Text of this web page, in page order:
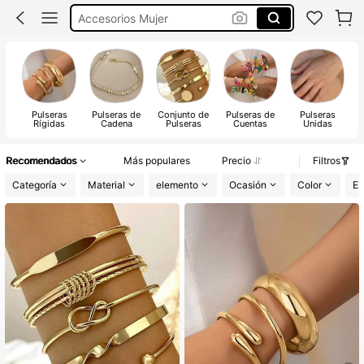
Accesorios Mujer
Pulseras
Pulseras
Rígidas
Pulseras de
Cadena
Conjunto de
Pulseras
Pulseras de
Cuentas
Pulseras
Unidas
Recomendados Más populares Precio
Filtros
Categoría
Material elemento Ocasión Color